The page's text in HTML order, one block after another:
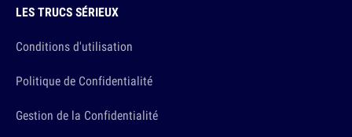
LES TRUCS SÉRIEUX
Conditions d'utilisation
Politique de Confidentialité
Gestion de la Confidentialité